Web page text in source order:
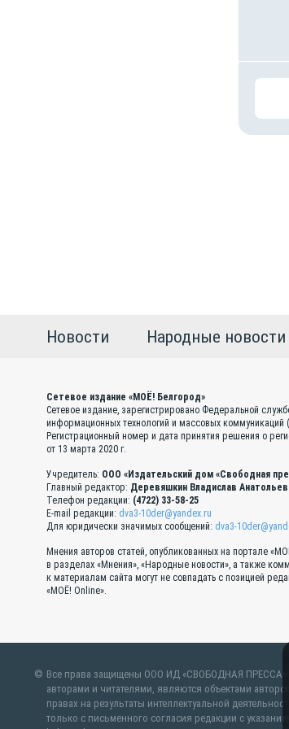
Новости Народные новости
Сетевое издание «МОЁ! Белгород»
Сетевое издание, зарегистрировано Федеральной
информационных технологий и массовых коммуникаций
Регистрационный номер и дата принятия решения о
от 13 марта 2020 г.
Учредитель: ООО «Издательский дом «Свободная
Главный редактор: Деревяшкин Владислав
Телефон редакции: (4722) 33-58-25
E-mail редакции: dva3-10der@yandex.ru
Для юридически значимых сообщений: dva3-
Мнения авторов статей, опубликованных на портале
в разделах «Мнения», «Народные новости», а также
к материалам сайта могут не совпадать с позицией
«МОЁ! Online».
Все права защищены ООО ИД «СВОБОДНАЯ ПРЕССА»
авторами и читателями, являются объектами
правах на результаты интеллектуальной
только с письменного согласия редакции с